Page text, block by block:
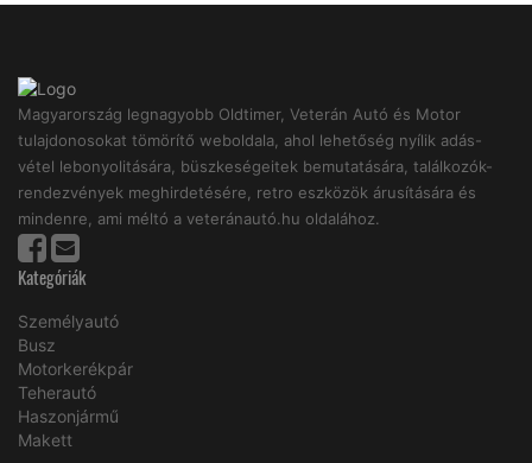
Magyarország legnagyobb Oldtimer, Veterán Autó és Motor
tulajdonosokat tömörítő weboldala, ahol lehetőség nyílik adás-
vétel lebonyolitására, büszkeségeitek bemutatására, találkozók-
rendezvények meghirdetésére, retro eszközök árusítására és
mindenre, ami méltó a veteránautó.hu oldalához.
Kategóriák
Személyautó
Busz
Motorkerékpár
Teherautó
Haszonjármű
Makett